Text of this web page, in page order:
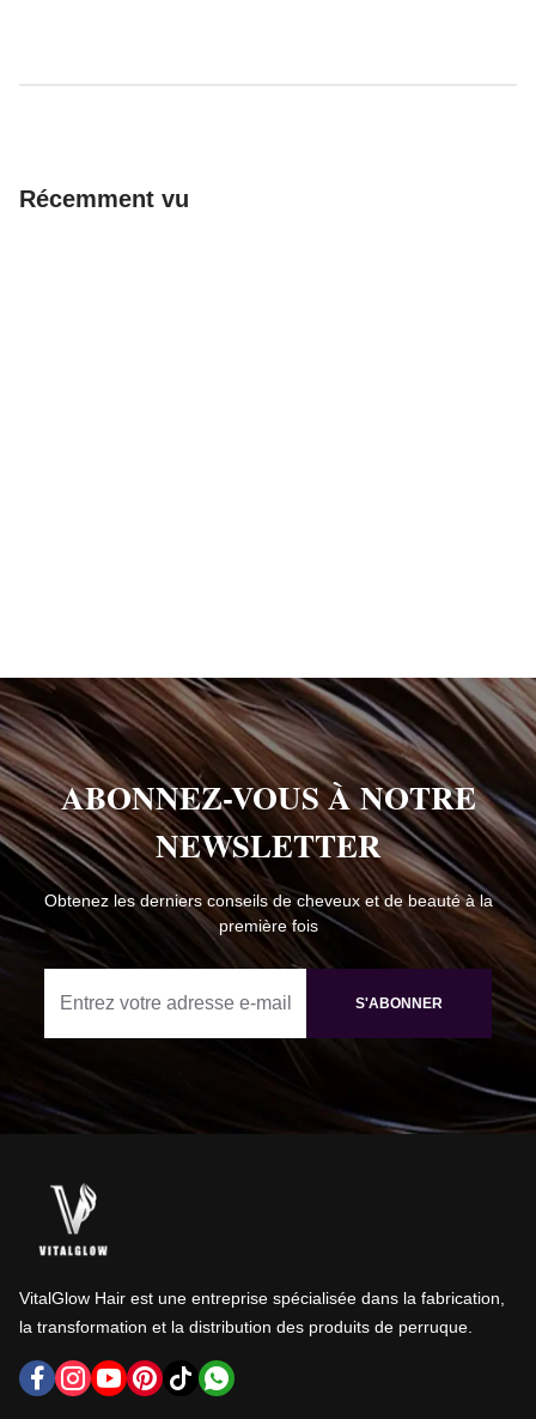
Récemment vu
ABONNEZ-VOUS À NOTRE
NEWSLETTER
Obtenez les derniers conseils de cheveux et de beauté à la
première fois
S'ABONNER
VitalGlow Hair est une entreprise spécialisée dans la fabrication,
la transformation et la distribution des produits de perruque.